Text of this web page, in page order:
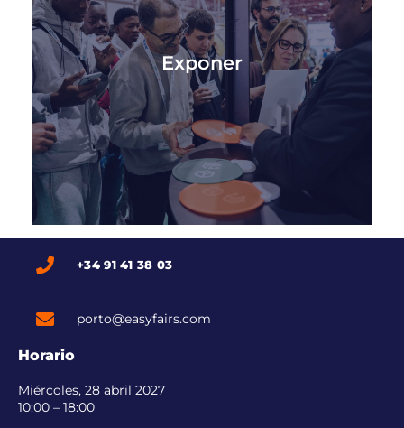
Exponer
Exponer
¿Quieres formar parte de un evento que
atrae a cientos de líderes de la industria,
incluidos CEOs, directores de logística,
directores de embalaje, gestores y otros
profesionales de las principales marcas de tu
sector?
SABER MÁS
+34 91 41 38 03
porto@easyfairs.com
Horario
Miércoles, 28 abril 2027
10:00 – 18:00